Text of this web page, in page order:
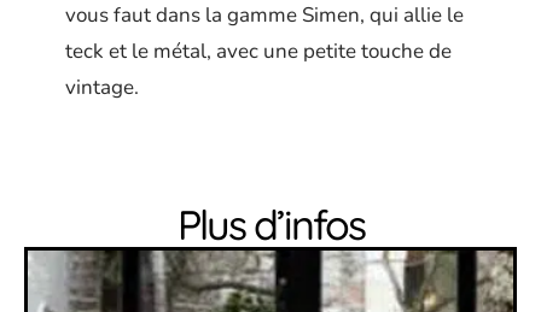
vous faut dans la gamme Simen, qui allie le
teck et le métal, avec une petite touche de
vintage.
Plus d’infos